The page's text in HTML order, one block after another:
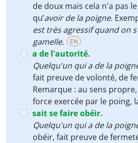
de doux mais cela n'a pas
qu’avoir de la poigne.
est très agressif quand on
gamelle.
EN
a de l'autorité.
Quelqu'un qui a de la
fait preuve de volonté, de
Remarque : au sens propre,
force exercée par le poing,
sait se faire obéir.
Quelqu'un qui a de la
obéir, fait preuve de